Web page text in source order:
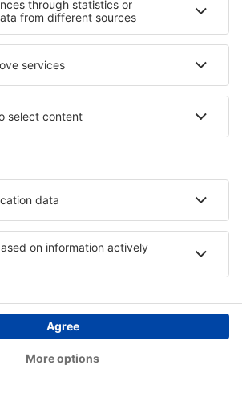
(ohne Servicegebühr in Höhe
Erwachsenen, Hin- und Rückflug:
282EUR